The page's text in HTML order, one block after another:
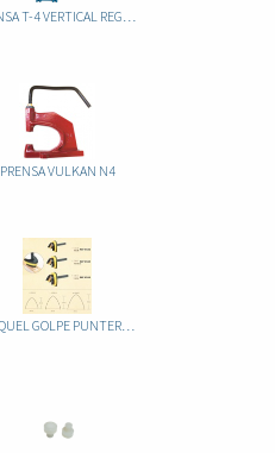
PRENSA T-4 VERTICAL REGULABLE
PRENSA VULKAN N4
TROQUEL GOLPE PUNTERA CINTURON AMARILLO "V"